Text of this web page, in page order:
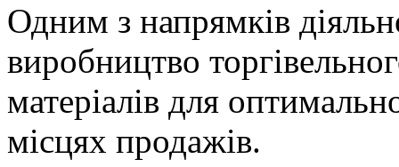
Одним з напрямків
виробництво
матеріалів для
місцях продажів.